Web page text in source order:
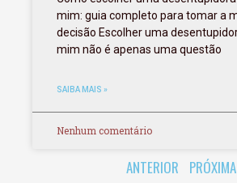
mim: guia completo para tomar a
decisão Escolher uma
mim não é apenas uma questão
SAIBA MAIS »
Nenhum comentário
ANTERIOR PRÓXIMA